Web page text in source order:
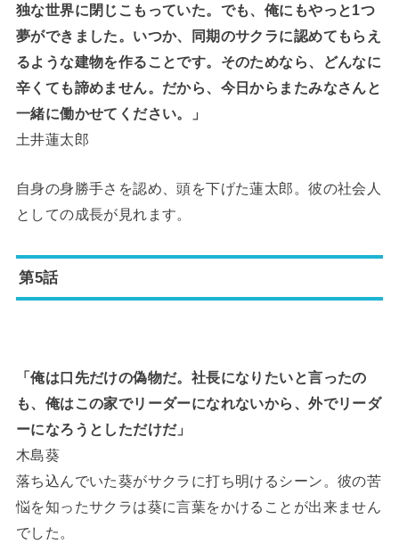
独な世界に閉じこもっていた。でも、俺にもやっと1つ
夢ができました。いつか、同期のサクラに認めてもらえ
るような建物を作ることです。そのためなら、どんなに
辛くても諦めません。だから、今日からまたみなさんと
一緒に働かせてください。」
土井蓮太郎
自身の身勝手さを認め、頭を下げた蓮太郎。彼の社会人
としての成長が見れます。
第5話
「俺は口先だけの偽物だ。社長になりたいと言ったの
も、俺はこの家でリーダーになれないから、外でリーダ
ーになろうとしただけだ」
木島葵
落ち込んでいた葵がサクラに打ち明けるシーン。彼の苦
悩を知ったサクラは葵に言葉をかけることが出来ません
でした。